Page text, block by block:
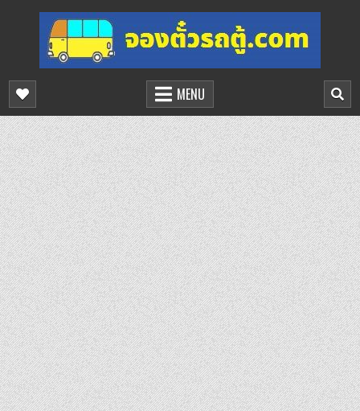
content
จองตั๋วรถตู้ออนไลน์
บริการจองตั๋วรถตู้ออนไลน์
MENU